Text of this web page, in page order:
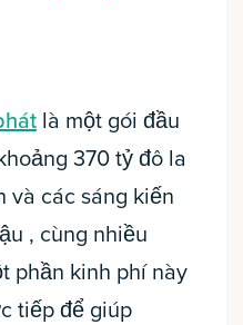
là một gói đầu
370 tỷ đô la
các sáng kiến
, cùng nhiều
phần kinh phí này
tiếp để giúp